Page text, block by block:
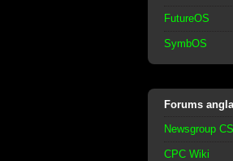
FutureOS
SymbOS
Forums
Newsgroup
CPC Wiki